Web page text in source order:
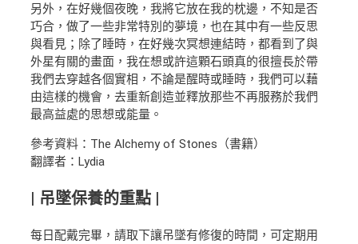
另外，在好幾個夜晚，我將它放在我的枕邊，不知是否
巧合，做了一些非常特別的夢境，也在其中有一些反思
與看見；除了睡時，在好幾次冥想連結時，都看到了與
外星有關的畫面，我在想或許這顆石頭真的很擅長於帶
我們去穿越各個實相，不論是醒時或睡時，我們可以藉
由這樣的機會，去重新創造並釋放那些不再服務於我們
最高益處的思想或能量。
參考資料：The Alchemy of Stones（書籍）
翻譯者：Lydia
| 吊墜保養的重點 |
每日配戴完畢，請取下讓吊墜有修復的時間，可定期用